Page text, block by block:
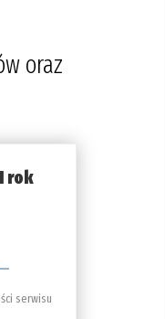
oraz
rok
serwisu